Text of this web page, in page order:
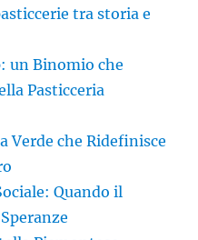
tra storia e
un Binomio che
Pasticceria
Verde che Ridefinisce
Quando il